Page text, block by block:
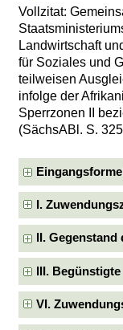
Vollzitat:
Landwirtschaft
für Soziales und
teilweisen
infolge der
Sperrzonen II
(SächsABl. S.
Eingangsformel
I.
II.
III. Begünstigte
VI.